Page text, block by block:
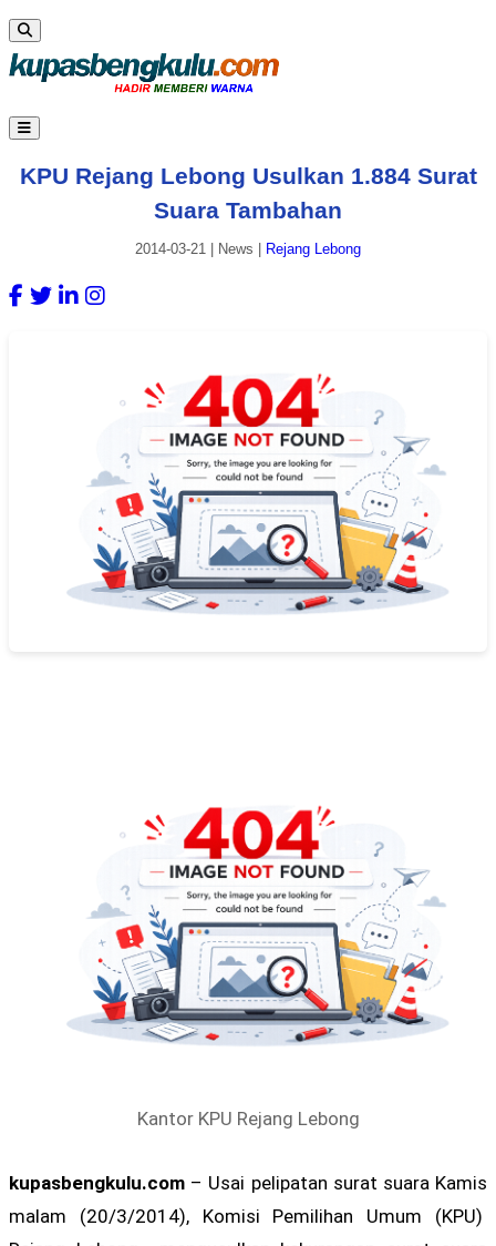
KPU Rejang Lebong Usulkan 1.884 Surat
Suara Tambahan
2014-03-21 News Rejang Lebong
Kantor KPU Rejang Lebong
kupasbengkulu.com – Usai pelipatan surat suara Kamis
malam (20/3/2014), Komisi Pemilihan Umum (KPU)